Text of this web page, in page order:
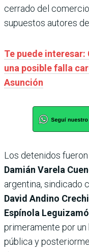
cerrado del
supuestos autores
Te puede
una posible falla
Asunción
Los detenidos
Damián Varela
argentina, sindicado
David Andino
Espínola
primeramente por
pública y